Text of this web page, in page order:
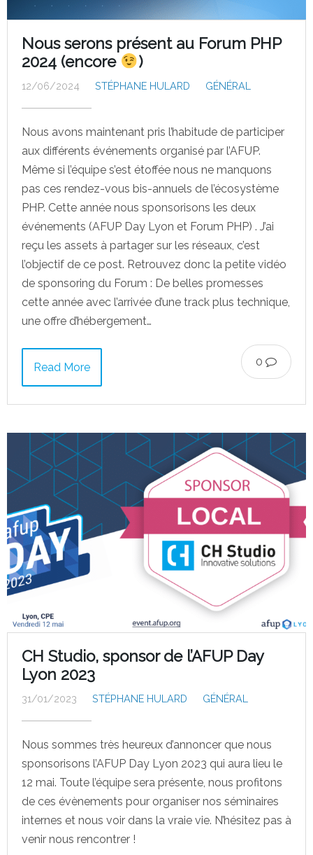
Nous serons présent au Forum PHP
2024 (encore
)
12/06/2024 STÉPHANE HULARD GÉNÉRAL
Nous avons maintenant pris l’habitude de participer
aux différents événements organisé par l’AFUP.
Même si l’équipe s’est étoffée nous ne manquons
pas ces rendez-vous bis-annuels de l’écosystème
PHP. Cette année nous sponsorisons les deux
événements (AFUP Day Lyon et Forum PHP) . J’ai
reçu les assets à partager sur les réseaux, c’est
l’objectif de ce post. Retrouvez donc la petite vidéo
de sponsoring du Forum : De belles promesses
cette année avec l’arrivée d’une track plus technique,
une offre d’hébergement…
0
Read More
CH Studio, sponsor de l’AFUP Day
Lyon 2023
31/01/2023 STÉPHANE HULARD GÉNÉRAL
Nous sommes très heureux d’annoncer que nous
sponsorisons l’AFUP Day Lyon 2023 qui aura lieu le
12 mai. Toute l’équipe sera présente, nous profitons
de ces évènements pour organiser nos séminaires
internes et nous voir dans la vraie vie. N’hésitez pas à
venir nous rencontrer !